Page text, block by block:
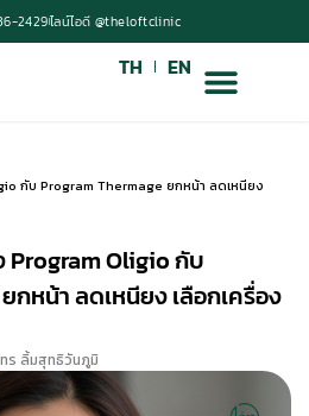
2429ไลน์ไอดี @theloftclinic
TH EN
กับ Program Thermage ยกหน้า ลดเหนียง
Program Oligio กับ
กหน้า ลดเหนียง เลือกเครื่อง
ร ลิ้มสุทธิวันภูมิ